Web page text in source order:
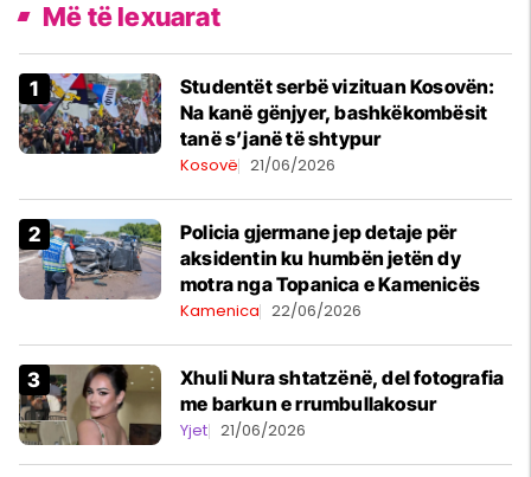
Më të lexuarat
Studentët serbë vizituan Kosovën:
Na kanë gënjyer, bashkëkombësit
tanë s’janë të shtypur
Kosovë 21/06/2026
Policia gjermane jep detaje për
aksidentin ku humbën jetën dy
motra nga Topanica e Kamenicës
Kamenica 22/06/2026
Xhuli Nura shtatzënë, del fotografia
me barkun e rrumbullakosur
Yjet 21/06/2026